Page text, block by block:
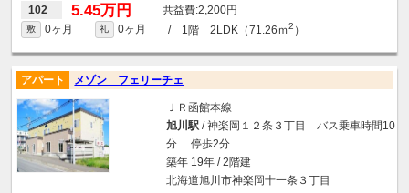
102 5.45万円 2,200円
敷 0ヶ月 礼 0ヶ月 / 1階 2LDK（71.26ｍ2 ）
アパート メゾン フェリーチェ
ＪＲ函館本線
旭川駅/ 神楽岡１２条３丁目 バス乗車時間10
分 停歩2分
築年 19年 / 2階建
北海道旭川市神楽岡十一条３丁目